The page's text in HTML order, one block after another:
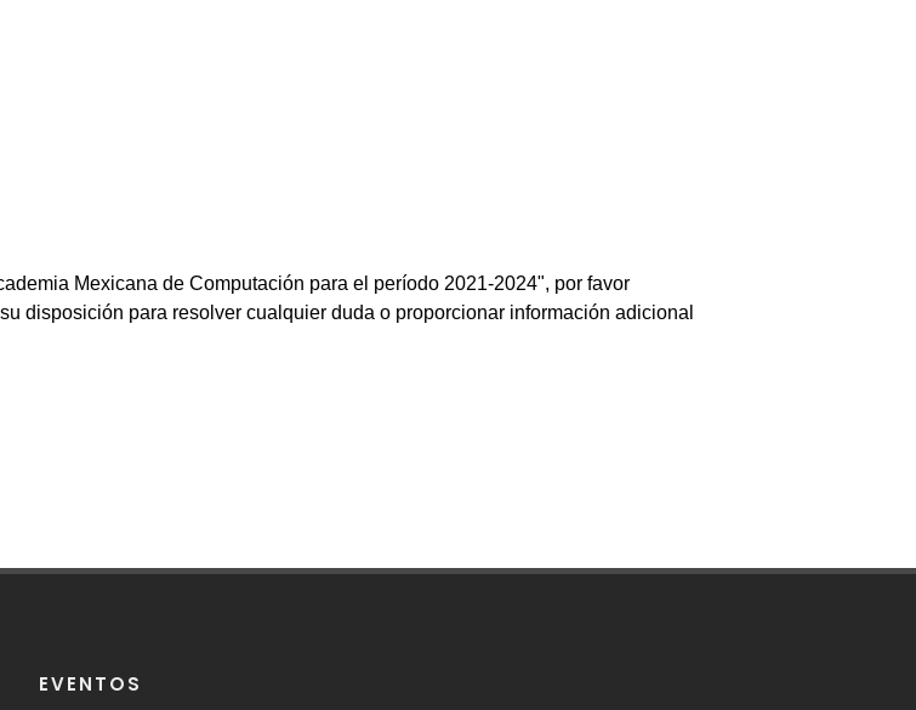
Mexicana de Computación para el período 2021-2024", por favor
disposición para resolver cualquier duda o proporcionar información adicional
EVENTOS